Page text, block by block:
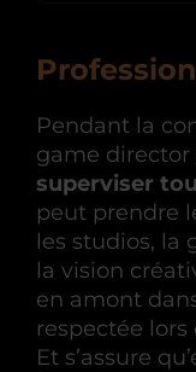
Pendant la
game director
superviser
peut prendre
les studios, la
la vision
en amont
respectée
Et s’assure